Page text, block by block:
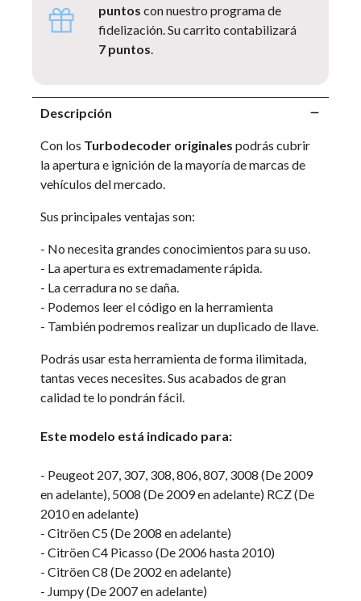
puntos con nuestro programa de
fidelización. Su carrito contabilizará
7 puntos.
Descripción
Con los Turbodecoder originales podrás cubrir
la apertura e ignición de la mayoría de marcas de
vehículos del mercado.
Sus principales ventajas son:
- No necesita grandes conocimientos para su uso.
- La apertura es extremadamente rápida.
- La cerradura no se daña.
- Podemos leer el código en la herramienta
- También podremos realizar un duplicado de llave.
Podrás usar esta herramienta de forma ilimitada,
tantas veces necesites. Sus acabados de gran
calidad te lo pondrán fácil.
Este modelo está indicado para:
- Peugeot 207, 307, 308, 806, 807, 3008 (De 2009
en adelante), 5008 (De 2009 en adelante) RCZ (De
2010 en adelante)
- Citröen C5 (De 2008 en adelante)
- Citröen C4 Picasso (De 2006 hasta 2010)
- Citröen C8 (De 2002 en adelante)
- Jumpy (De 2007 en adelante)